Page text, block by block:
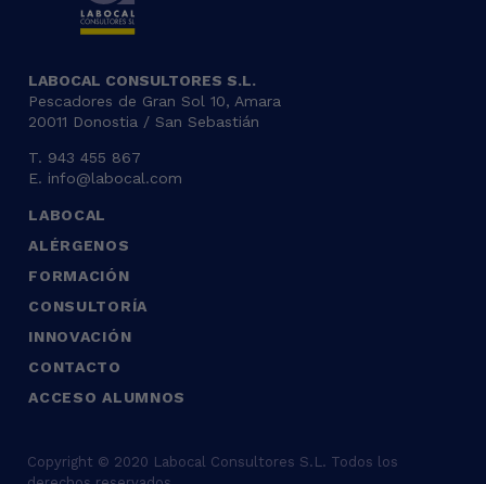
LABOCAL CONSULTORES S.L.
Pescadores de Gran Sol 10, Amara
20011 Donostia / San Sebastián
T. 943 455 867
E. info@labocal.com
Navegación
principal
LABOCAL
ALÉRGENOS
FORMACIÓN
CONSULTORÍA
INNOVACIÓN
CONTACTO
ACCESO ALUMNOS
Copyright © 2020 Labocal Consultores S.L. Todos los